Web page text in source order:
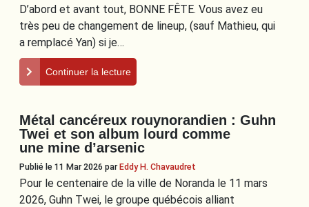
D’abord et avant tout, BONNE FÊTE. Vous avez eu
très peu de changement de lineup, (sauf Mathieu, qui
a remplacé Yan) si je…
Continuer la lecture
Métal cancéreux rouynorandien : Guhn
Twei et son album lourd comme
une mine d’arsenic
Publié le 11 Mar 2026 parEddy H. Chavaudret
Pour le centenaire de la ville de Noranda le 11 mars
2026, Guhn Twei, le groupe québécois alliant